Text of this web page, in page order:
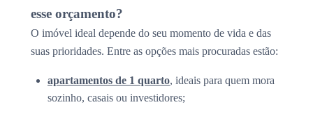
esse orçamento?
O imóvel ideal depende do seu momento de vida e das
suas prioridades. Entre as opções mais procuradas estão:
apartamentos de 1 quarto, ideais para quem mora
sozinho, casais ou investidores;